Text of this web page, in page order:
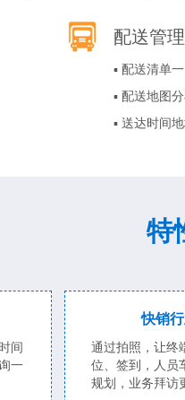
配送管理
▪ 配送清单
▪ 配送地图
▪ 送达时间
特
间
一
快销
通过拍照，让终
位、签到，人员
规划，业务拜